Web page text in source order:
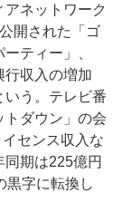
ネットワーク
開された「ゴ
ティー」、
行収入の増加
いう。テレビ番
トダウン」の会
センス収入な
期は225億円
黒字に転換し